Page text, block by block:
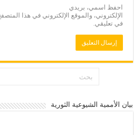
احفظ اسمي، بريدي
الإلكتروني، والموقع الإلكتروني في هذا
في تعليقي.
بيان الأممية الشيوعية الثورية